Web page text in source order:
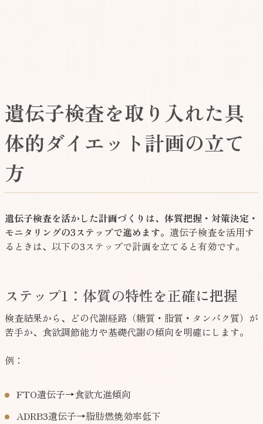
遺伝子検査を取り入れた具
体的ダイエット計画の立て
方
遺伝子検査を活かした計画づくりは、体質把握・対策決定・
モニタリングの3ステップで進めます。 遺伝子検査を活用す
るときは、以下の3ステップで計画を立てると有効です。
ステップ1：体質の特性を正確に把握
検査結果から、どの代謝経路（糖質・脂質・タンパク質）が
苦手か、食欲調節能力や基礎代謝の傾向を明確にします。
例：
FTO遺伝子→食欲亢進傾向
ADRB3遺伝子→脂肪燃焼効率低下